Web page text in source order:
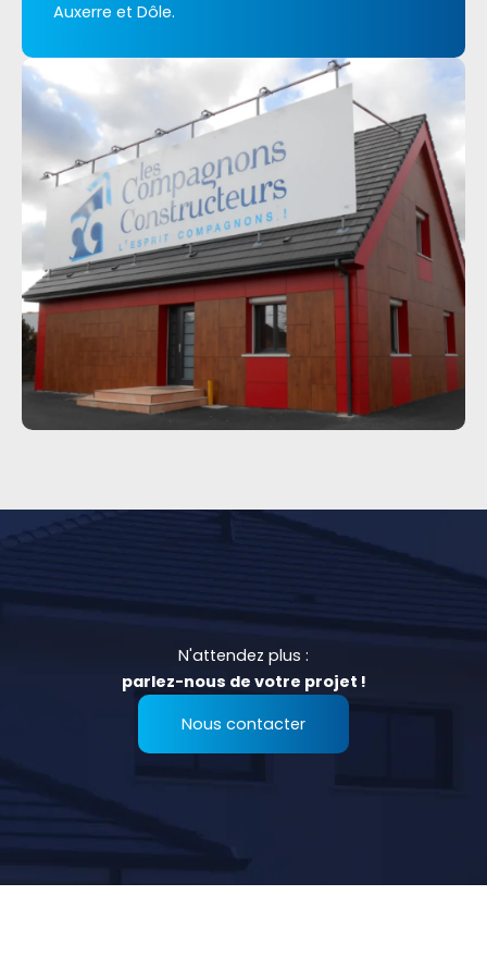
Auxerre et Dôle.
N'attendez plus :
parlez-nous de votre projet !
Nous contacter